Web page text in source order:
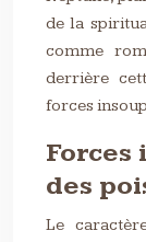
de la
comme
derrière
forces
des
Le